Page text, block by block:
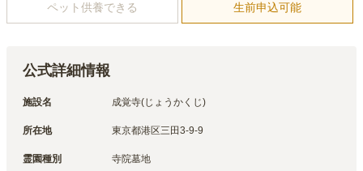
ペット供養できる 生前申込可能
公式詳細情報
施設名 成覚寺(じょうかくじ)
所在地 東京都港区三田3-9-9
霊園種別 寺院墓地